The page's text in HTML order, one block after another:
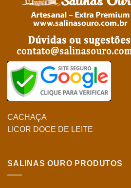
CACHAÇA
LICOR DOCE DE LEITE
SALINAS OURO PRODUTOS